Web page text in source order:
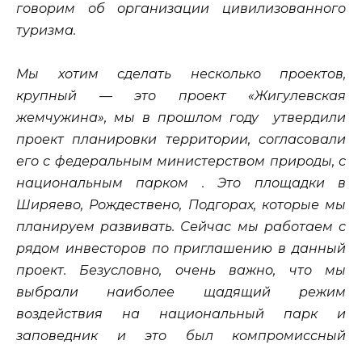
говорим об организации цивилизованного
туризма.
Мы хотим сделать несколько проектов,
крупный — это проект «Жигулевская
жемчужина», мы в прошлом году утвердили
проект планировки территории, согласовали
его с федеральным министерством природы, с
национальным парком . Это площадки в
Ширяево, Рождествено, Подгорах, которые мы
планируем развивать. Сейчас мы работаем с
рядом инвесторов по приглашению в данный
проект. Безусловно, очень важно, что мы
выбрали наиболее щадящий режим
воздействия на национальный парк и
заповедник и это был компромиссный